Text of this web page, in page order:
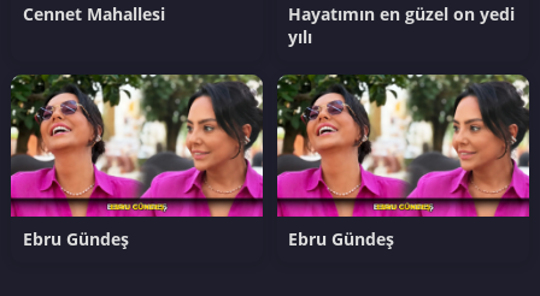
Cennet Mahallesi
Hayatımın en güzel on yedi
yılı
Ebru Gündeş Ebru Gündeş